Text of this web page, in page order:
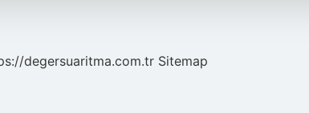
degersuaritma.com.tr Sitemap